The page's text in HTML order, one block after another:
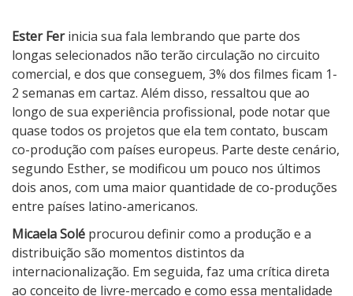
Ester Ferinicia sua fala lembrando que parte dos
longas selecionados não terão circulação no circuito
comercial, e dos que conseguem, 3% dos filmes ficam 1-
2 semanas em cartaz. Além disso, ressaltou que ao
longo de sua experiência profissional, pode notar que
quase todos os projetos que ela tem contato, buscam
co-produção com países europeus. Parte deste cenário,
segundo Esther, se modificou um pouco nos últimos
dois anos, com uma maior quantidade de co-produções
entre países latino-americanos.
Micaela Solé procurou definir como a produção e a
distribuição são momentos distintos da
internacionalização. Em seguida, faz uma crítica direta
ao conceito de livre-mercado e como essa mentalidade